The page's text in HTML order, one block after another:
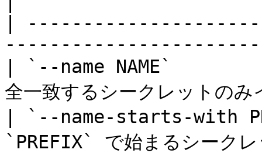
|
| `--name NAME`
全一致するシークレット
| `--name-starts-with
`PREFIX` で始まるシーク